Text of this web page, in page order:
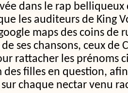
dans le rap belliqueux
les auditeurs de King
maps des coins de
ses chansons, ceux de
rattacher les prénoms
des filles en question,
chaque nectar venu